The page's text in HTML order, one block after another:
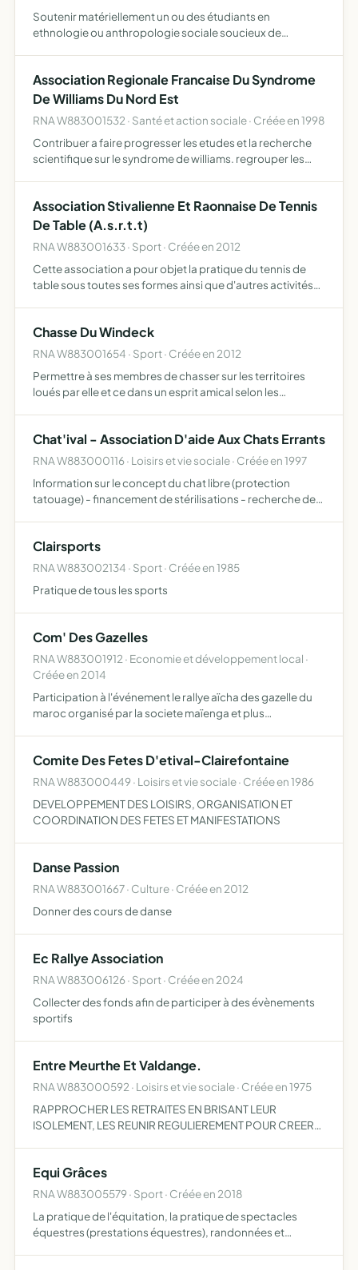
Soutenir matériellement un ou des étudiants en
ethnologie ou anthropologie sociale soucieux de
financer voyages e…
Association Regionale Francaise Du Syndrome
De Williams Du Nord Est
RNA W883001532 · Santé et action sociale · Créée en 1998
Contribuer a faire progresser les etudes et la recherche
scientifique sur le syndrome de williams. regrouper les
Association Stivalienne Et Raonnaise De Tennis
De Table (A.s.r.t.t)
RNA W883001633 · Sport · Créée en 2012
Cette association a pour objet la pratique du tennis de
table sous toutes ses formes ainsi que d'autres activités
Chasse Du Windeck
RNA W883001654 · Sport · Créée en 2012
Permettre à ses membres de chasser sur les territoires
loués par elle et ce dans un esprit amical selon les
pou…
Chat'ival - Association D'aide Aux Chats Errants
RNA W883000116 · Loisirs et vie sociale · Créée en 1997
Information sur le concept du chat libre (protection
tatouage) - financement de stérilisations - recherche des
Clairsports
RNA W883002134 · Sport · Créée en 1985
Pratique de tous les sports
Com' Des Gazelles
RNA W883001912 · Economie et développement local ·
Créée en 2014
Participation à l'événement le rallye aïcha des gazelle du
maroc organisé par la societe maïenga et plus
pouvant se rat…
Comite Des Fetes D'etival-Clairefontaine
RNA W883000449 · Loisirs et vie sociale · Créée en 1986
DEVELOPPEMENT DES LOISIRS, ORGANISATION ET
COORDINATION DES FETES ET MANIFESTATIONS
Danse Passion
RNA W883001667 · Culture · Créée en 2012
Donner des cours de danse
Ec Rallye Association
RNA W883006126 · Sport · Créée en 2024
Collecter des fonds afin de participer à des évènements
sportifs
Entre Meurthe Et Valdange.
RNA W883000592 · Loisirs et vie sociale · Créée en 1975
RAPPROCHER LES RETRAITES EN BRISANT LEUR
ISOLEMENT, LES REUNIR REGULIEREMENT POUR CREER
DESAGREABLE IMPRESSION D'ETRE INUTILES OU ABAN…
Equi Grâces
RNA W883005579 · Sport · Créée en 2018
La pratique de l'équitation, la pratique de spectacles
équestres (prestations équestres), randonnées et